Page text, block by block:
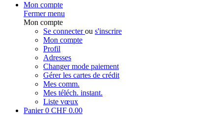
Mon compte
Fermer menu
Mon compte
Se connecterou s'inscrire
Mon compte
Profil
Adresses
Changer mode paiement
Gérer les cartes de crédit
Mes comm.
Mes téléch. instant.
Liste vœux
Panier0 CHF 0.00